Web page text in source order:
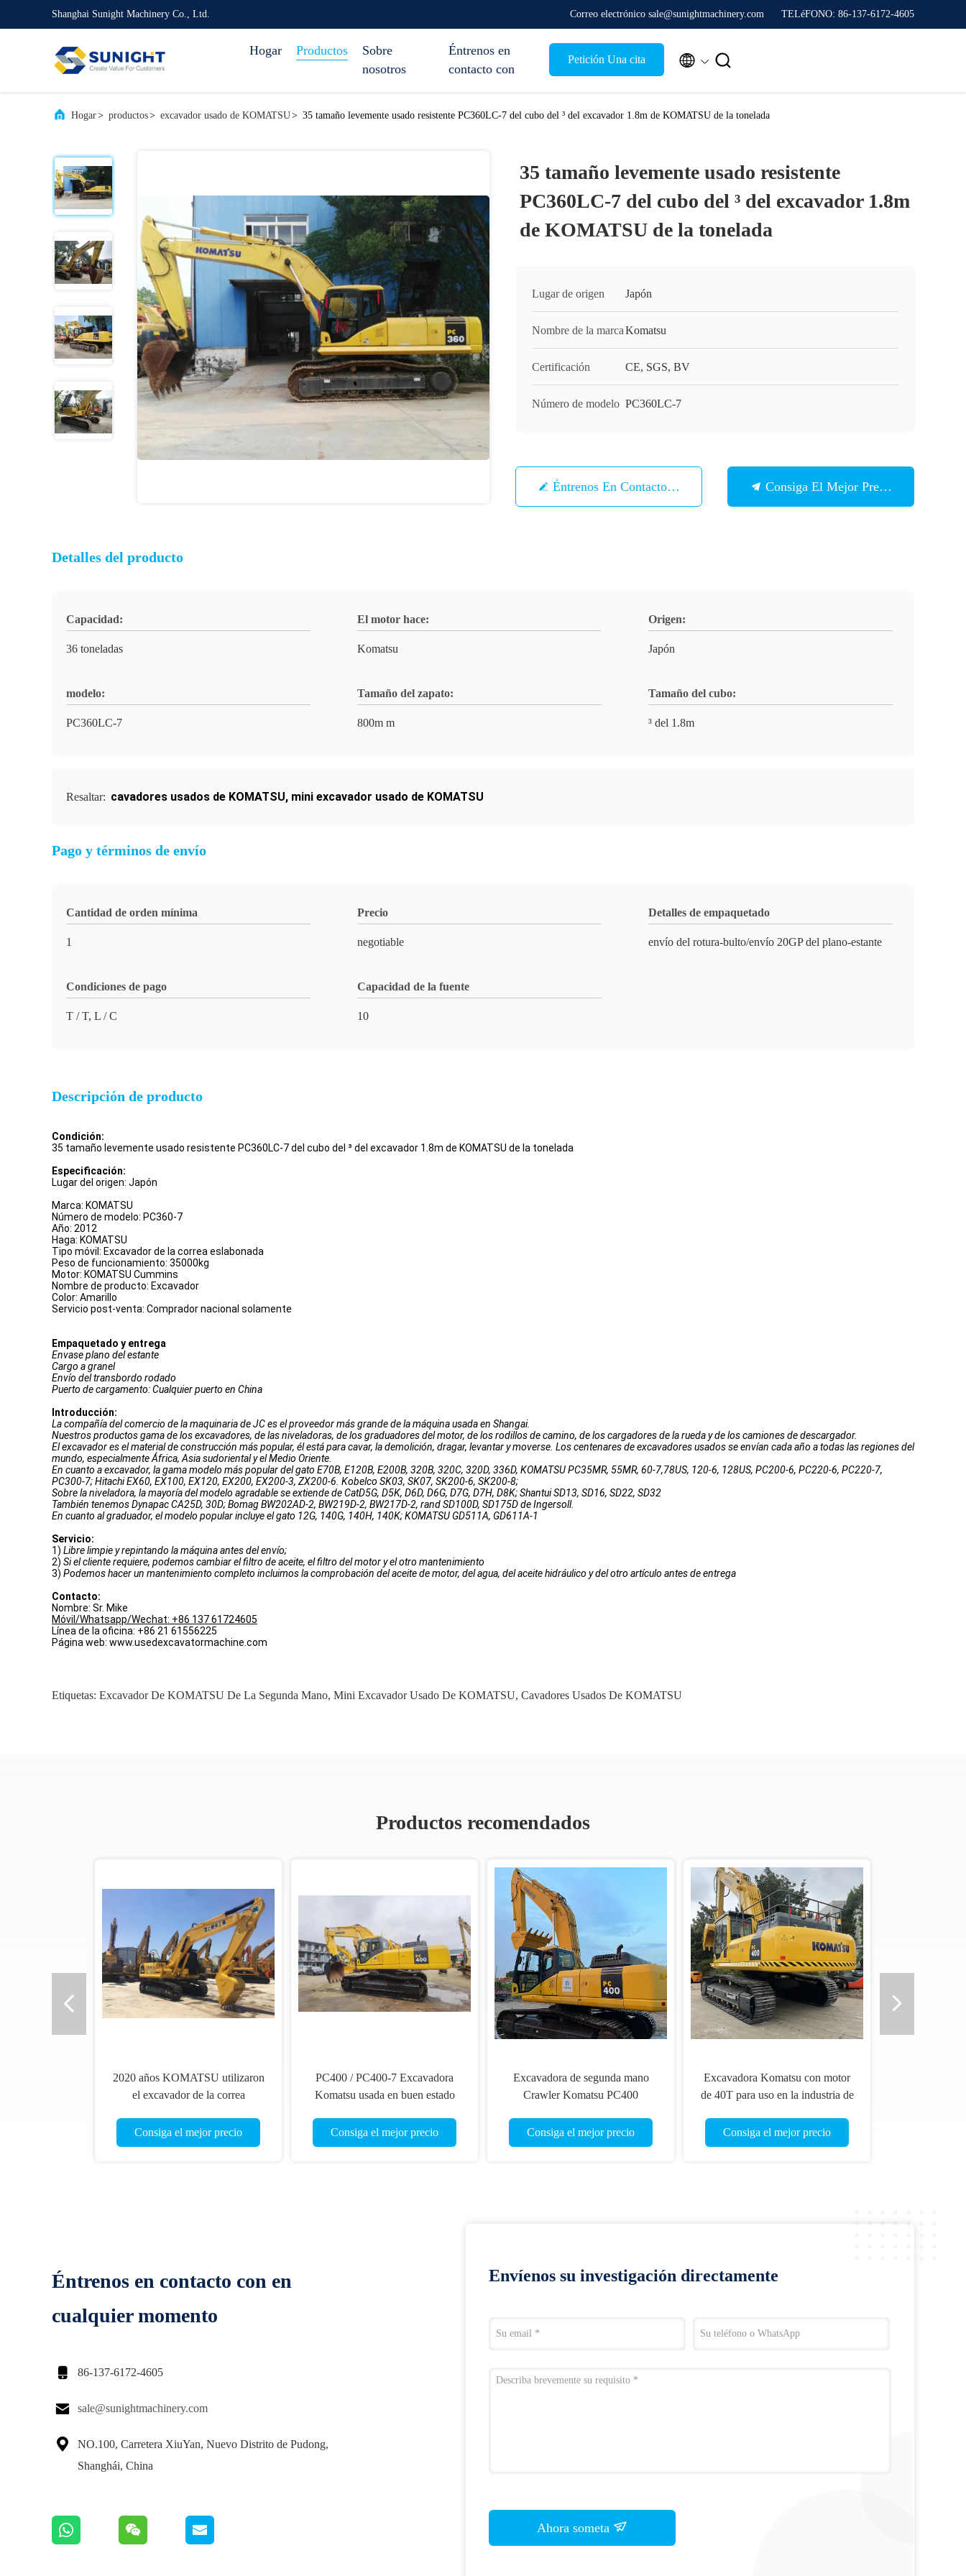
Shanghai Sunight Machinery Co., Ltd. Correo electrónico sale@sunightmachinery.com TELéFONO: 86-137-6172-4605
Hogar Productos
Sobre
nosotros
Éntrenos en
contacto con
Petición Una cita  
Hogar> productos> excavador usado de KOMATSU> 35 tamaño levemente usado resistente PC360LC-7 del cubo del ³ del excavador 1.8m de KOMATSU de la tonelada
35 tamaño levemente usado resistente
PC360LC-7 del cubo del ³ del excavador 1.8m
de KOMATSU de la tonelada
Lugar de origen Japón
Nombre de la marcaKomatsu
Certificación CE, SGS, BV
Número de modelo PC360LC-7
Éntrenos En Contacto Con Consiga El Mejor Precio
Detalles del producto
Capacidad:
36 toneladas
El motor hace:
Komatsu
Origen:
Japón
modelo:
PC360LC-7
Tamaño del zapato:
800m m
Tamaño del cubo:
³ del 1.8m
Resaltar: cavadores usados de KOMATSU, mini excavador usado de KOMATSU
Pago y términos de envío
Cantidad de orden mínima
1
Precio
negotiable
Detalles de empaquetado
envío del rotura-bulto/envío 20GP del plano-estante
Condiciones de pago
T / T, L / C
Capacidad de la fuente
10
Descripción de producto
Condición:
35 tamaño levemente usado resistente PC360LC-7 del cubo del ³ del excavador 1.8m de KOMATSU de la tonelada
Especificación:
Lugar del origen: Japón
Marca: KOMATSU
Número de modelo: PC360-7
Año: 2012
Haga: KOMATSU
Tipo móvil: Excavador de la correa eslabonada
Peso de funcionamiento: 35000kg
Motor: KOMATSU Cummins
Nombre de producto: Excavador
Color: Amarillo
Servicio post-venta: Comprador nacional solamente
Empaquetado y entrega
Envase plano del estante
Cargo a granel
Envío del transbordo rodado
Puerto de cargamento: Cualquier puerto en China
Introducción:
La compañía del comercio de la maquinaria de JC es el proveedor más grande de la máquina usada en Shangai.
Nuestros productos gama de los excavadores, de las niveladoras, de los graduadores del motor, de los rodillos de camino, de los cargadores de la rueda y de los camiones de descargador.
El excavador es el material de construcción más popular, él está para cavar, la demolición, dragar, levantar y moverse. Los centenares de excavadores usados se envían cada año a todas las regiones del
mundo, especialmente África, Asia sudoriental y el Medio Oriente.
En cuanto a excavador, la gama modelo más popular del gato E70B, E120B, E200B, 320B, 320C, 320D, 336D, KOMATSU PC35MR, 55MR, 60-7,78US, 120-6, 128US, PC200-6, PC220-6, PC220-7,
PC300-7; Hitachi EX60, EX100, EX120, EX200, EX200-3, ZX200-6. Kobelco SK03, SK07, SK200-6, SK200-8;
Sobre la niveladora, la mayoría del modelo agradable se extiende de CatD5G, D5K, D6D, D6G, D7G, D7H, D8K; Shantui SD13, SD16, SD22, SD32
También tenemos Dynapac CA25D, 30D; Bomag BW202AD-2, BW219D-2, BW217D-2, rand SD100D, SD175D de Ingersoll.
En cuanto al graduador, el modelo popular incluye el gato 12G, 140G, 140H, 140K; KOMATSU GD511A, GD611A-1
Servicio:
1) Libre limpie y repintando la máquina antes del envío;
2) Si el cliente requiere, podemos cambiar el filtro de aceite, el filtro del motor y el otro mantenimiento
3) Podemos hacer un mantenimiento completo incluimos la comprobación del aceite de motor, del agua, del aceite hidráulico y del otro artículo antes de entrega
Contacto:
Nombre: Sr. Mike
Móvil/Whatsapp/Wechat: +86 137 61724605
Línea de la oficina: +86 21 61556225
Página web: www.usedexcavatormachine.com
Etiquetas: Excavador De KOMATSU De La Segunda Mano, Mini Excavador Usado De KOMATSU, Cavadores Usados De KOMATSU
Productos recomendados
2020 años KOMATSU utilizaron
el excavador de la correa
8 PC200LC-8MO
Consiga el mejor precio
PC400 / PC400-7 Excavadora
Komatsu usada en buen estado
Consiga el mejor precio
Excavadora de segunda mano
Crawler Komatsu PC400
Consiga el mejor precio
Excavadora Komatsu con motor
de 40T para uso en la industria de
Consiga el mejor precio
Éntrenos en contacto con en
cualquier momento
 86-137-6172-4605
 sale@sunightmachinery.com

NO.100, Carretera XiuYan, Nuevo Distrito de Pudong,
Shanghái, China
Envíenos su investigación directamente
Ahora someta